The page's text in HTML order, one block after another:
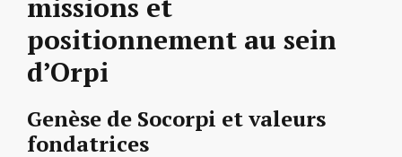
positionnement au sein
d’Orpi
Genèse de Socorpi et valeurs
fondatrices